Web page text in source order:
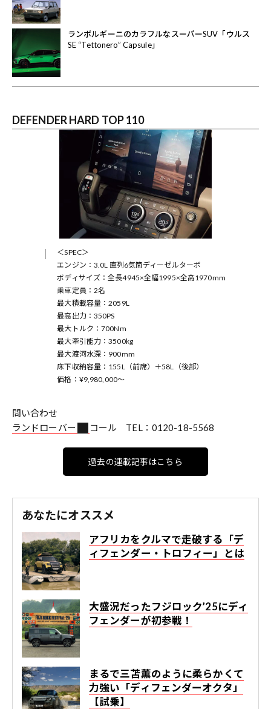
ランボルギーニのカラフルなスーパーSUV「ウルス
SE “Tettonero” Capsule」
DEFENDER HARD TOP 110
＜SPEC＞
エンジン：3.0L 直列6気筒ディーゼルターボ
ボディサイズ：全長4945×全幅1995×全高1970mm
乗車定員：2名
最大積載容量：2059L
最高出力：350PS
最大トルク：700Nm
最大牽引能力：3500kg
最大渡河水深：900mm
床下収納容量：155L（前席）＋58L（後部）
価格：¥9,980,000〜
問い合わせ
ランドローバー
コール TEL：0120-18-5568
過去の連載記事はこちら
あなたにオススメ
アフリカをクルマで走破する「デ
ィフェンダー・トロフィー」とは
大盛況だったフジロック’25にディ
フェンダーが初参戦！
まるで三苫薫のように柔らかくて
力強い「ディフェンダーオクタ」
【試乗】